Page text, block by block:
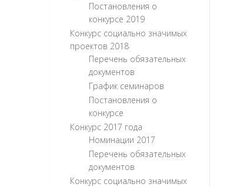
Постановления о
конкурсе 2019
Конкурс социально значимых
проектов 2018
Перечень обязательных
документов
График семинаров
Постановления о
конкурсе
Конкурс 2017 года
Номинации 2017
Перечень обязательных
документов
Конкурс социально значимых